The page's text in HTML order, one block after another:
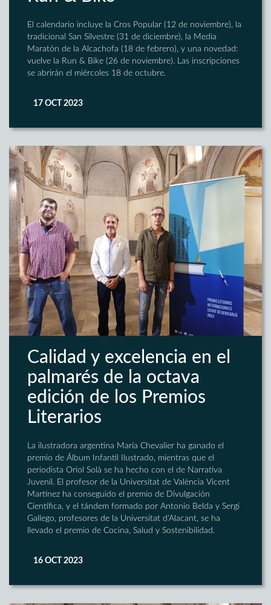
El calendario incluye la Cros Popular (12 de noviembre), la
tradicional San Silvestre (31 de diciembre), la Media
Maratón de la Alcachofa (18 de febrero), y una novedad:
vuelve la Run & Bike (26 de noviembre). Las inscripciones
se abrirán el miércoles 18 de octubre.
17 OCT 2023
Calidad y excelencia en el
palmarés de la octava
edición de los Premios
Literarios
La ilustradora argentina María Chevalier ha ganado el
premio de Álbum Infantil Ilustrado, mientras que el
periodista Oriol Solà se ha hecho con el de Narrativa
Juvenil. El profesor de la Universitat de València Vicent
Martínez ha conseguido el premio de Divulgación
Científica, y el tándem formado por Antonio Belda y Sergi
Gallego, profesores de la Universitat d'Alacant, se ha
llevado el premio de Cocina, Salud y Sostenibilidad.
16 OCT 2023